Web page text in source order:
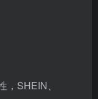
，自上线就“从